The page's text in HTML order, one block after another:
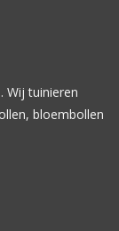
Wij tuinieren
bloembollen